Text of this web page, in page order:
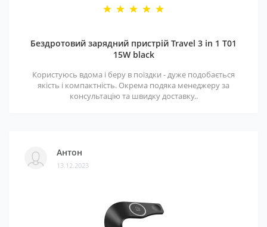
Бездротовий зарядний пристрій Travel 3 in 1 T01
15W black
Користуюсь вдома і беру в поїздки - дуже подобається
якість і компактність. Окрема подяка менеджеру за
консультацію та швидку доставку..
Антон
13.12.2023